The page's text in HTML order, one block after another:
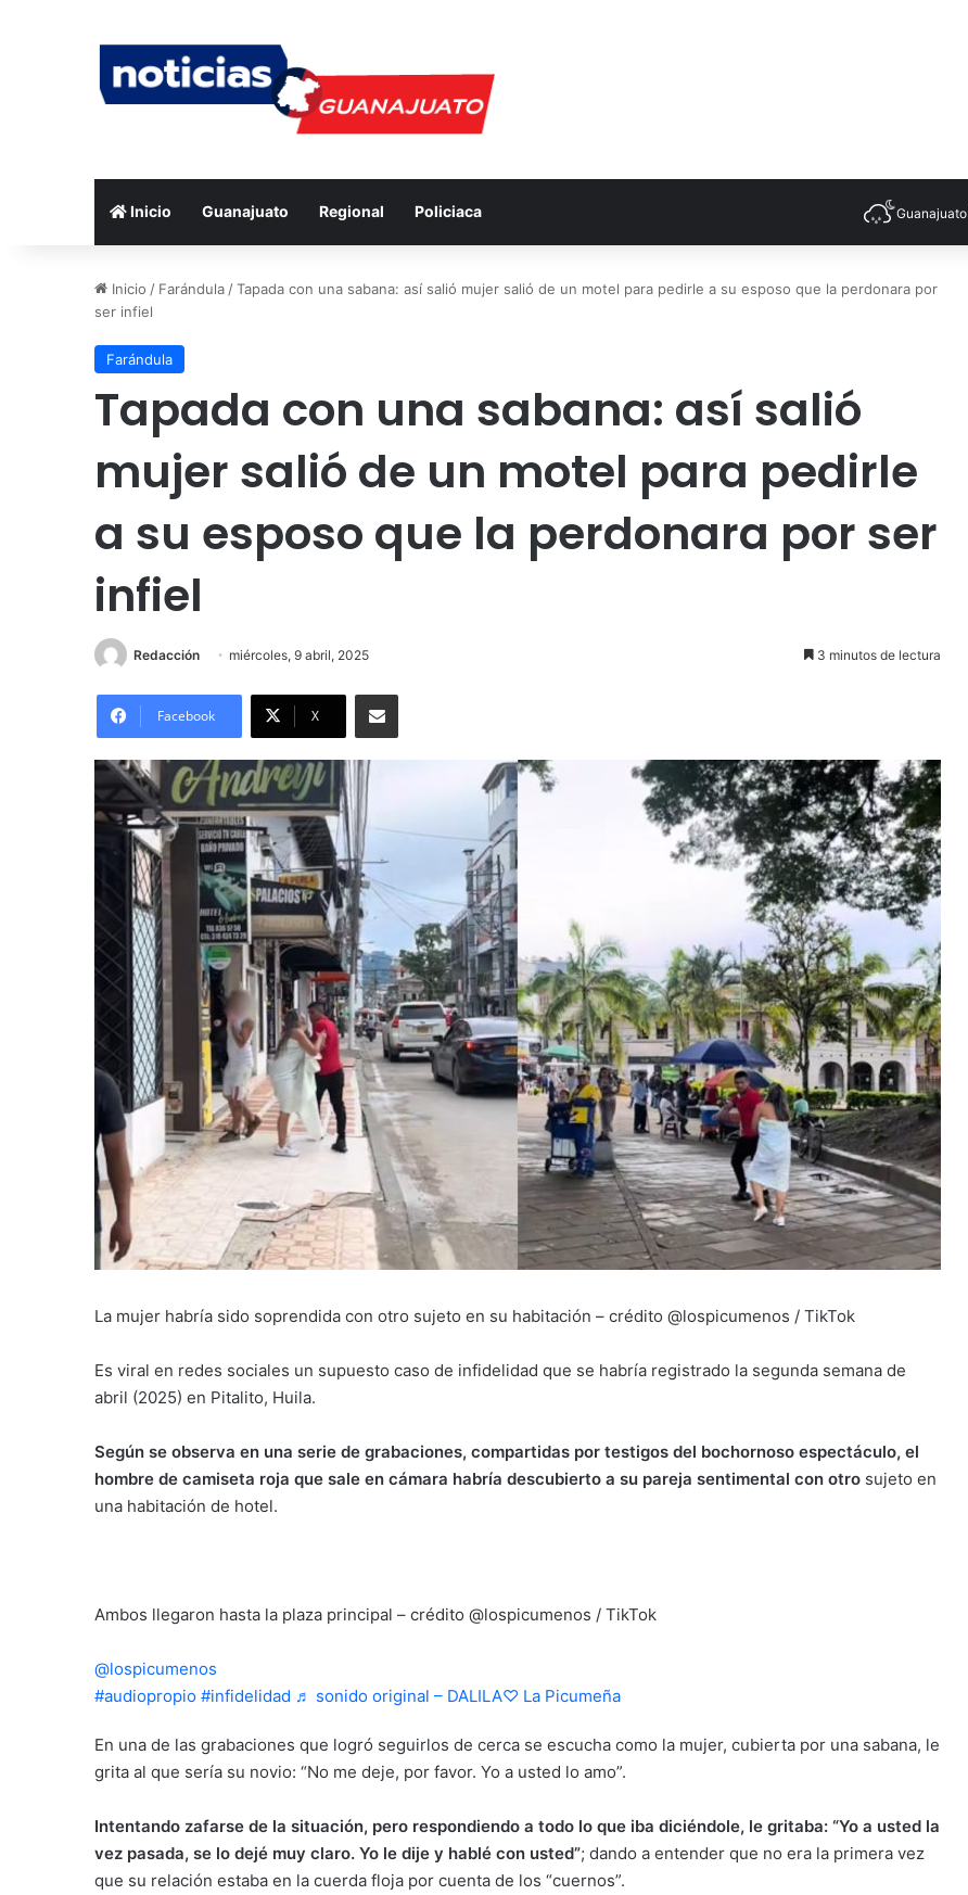
Inicio Guanajuato Regional Policiaca Guanajuato
Inicio / Farándula/Tapada con una sabana: así salió mujer salió de un motel para pedirle a su esposo que la perdonara por
ser infiel
Farándula
Tapada con una sabana: así salió
mujer salió de un motel para pedirle
a su esposo que la perdonara por ser
infiel
Redacción miércoles, 9 abril, 2025 3 minutos de lectura
Facebook X
La mujer habría sido soprendida con otro sujeto en su habitación – crédito @lospicumenos / TikTok
Es viral en redes sociales un supuesto caso de infidelidad que se habría registrado la segunda semana de
abril (2025) en Pitalito, Huila.
Según se observa en una serie de grabaciones, compartidas por testigos del bochornoso espectáculo, el
hombre de camiseta roja que sale en cámara habría descubierto a su pareja sentimental con otro sujeto en
una habitación de hotel.
Ambos llegaron hasta la plaza principal – crédito @lospicumenos / TikTok
@lospicumenos
#audiopropio #infidelidad ♬ sonido original – DALILA♡ La Picumeña
En una de las grabaciones que logró seguirlos de cerca se escucha como la mujer, cubierta por una sabana, le
grita al que sería su novio: “No me deje, por favor. Yo a usted lo amo”.
Intentando zafarse de la situación, pero respondiendo a todo lo que iba diciéndole, le gritaba: “Yo a usted la
vez pasada, se lo dejé muy claro. Yo le dije y hablé con usted”; dando a entender que no era la primera vez
que su relación estaba en la cuerda floja por cuenta de los “cuernos”.